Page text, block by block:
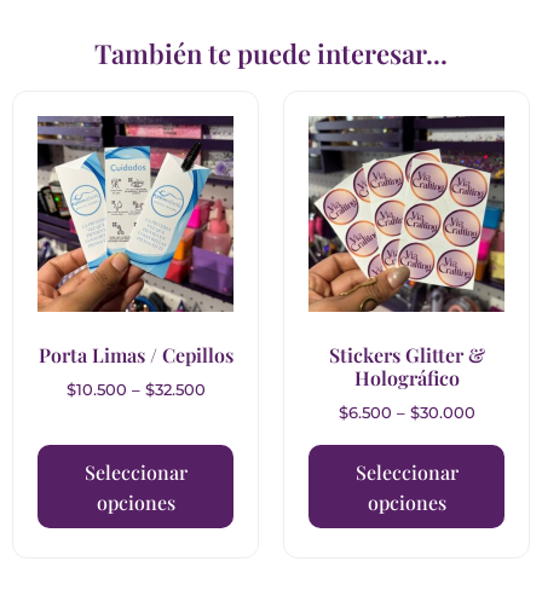
También te puede interesar...
Porta Limas / Cepillos
$10.500 – $32.500
Seleccionar
opciones
Stickers Glitter &
Holográfico
$6.500 – $30.000
Seleccionar
opciones